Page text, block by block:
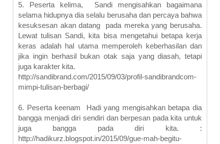
5.
Peserta kelima, Sandi mengisahkan bagaimana
selama hidupnya dia selalu berusaha dan percaya bahwa
kesuksesan akan datang pada mereka yang berusaha.
Lewat tulisan Sandi, kita bisa mengetahui betapa kerja
keras adalah hal utama memperoleh keberhasilan dan
jika ingin berhasil bukan otak saja yang diasah, tetapi
juga karakter kita.
http://sandibrand.com/2015/09/03/profil-sandibrandcom-
mimpi-tulisan-berbagi/
6. Peserta keenam Hadi yang mengisahkan betapa dia
bangga menjadi diri sendiri dan berpesan pada kita untuk
juga bangga pada diri kita. :
http://hadikurz.blogspot.in/2015/09/gue-mah-begitu-